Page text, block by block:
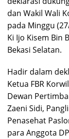
dan Wakil Wali
pada Minggu
Ki Ijo Kisem Bin
Bekasi Selatan.
Hadir dalam
Ketua FBR
Dewan
Zaeni Sidi,
Penasehat
para Anggota